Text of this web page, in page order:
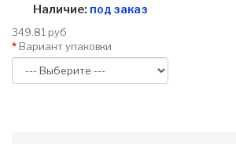
Наличие: под заказ
349.81 руб
Вариант упаковки